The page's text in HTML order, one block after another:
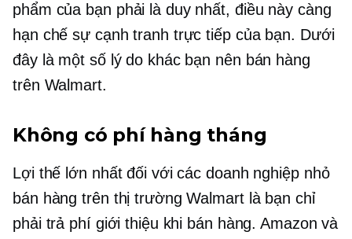
phẩm của bạn phải là duy nhất, điều này càng
hạn chế sự cạnh tranh trực tiếp của bạn. Dưới
đây là một số lý do khác bạn nên bán hàng
trên Walmart.
Không có phí hàng tháng
Lợi thế lớn nhất đối với các doanh nghiệp nhỏ
bán hàng trên thị trường Walmart là bạn chỉ
phải trả phí giới thiệu khi bán hàng. Amazon và